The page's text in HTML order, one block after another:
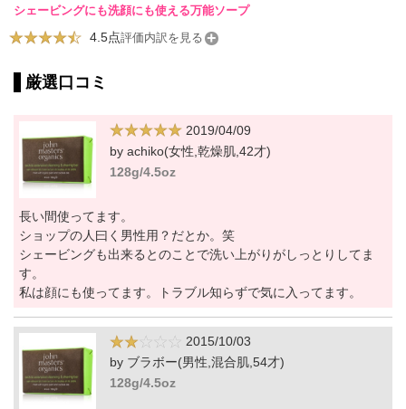
シェービングにも洗顔にも使える万能ソープ
4.5点評価内訳を見る
厳選口コミ
2019/04/09
by achiko(女性,乾燥肌,42才)
128g/4.5oz
長い間使ってます。
ショップの人曰く男性用？だとか。笑
シェービングも出来るとのことで洗い上がりがしっとりしてま
す。
私は顔にも使ってます。トラブル知らずで気に入ってます。
2015/10/03
by ブラボー(男性,混合肌,54才)
128g/4.5oz